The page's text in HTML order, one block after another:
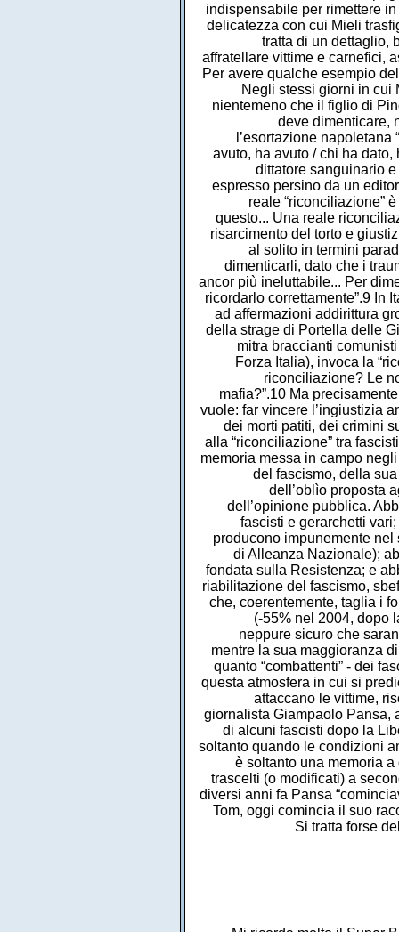
indispensabile per rimettere
delicatezza con cui Mieli
tratta di un dettaglio,
affratellare vittime e carnefici,
Per avere qualche esempio
Negli stessi giorni in cui
nientemeno che il figlio di
deve dimenticare,
l’esortazione napoletana
avuto, ha avuto / chi ha
dittatore sanguinario
espresso persino da un
reale “riconciliazione”
questo... Una reale
risarcimento del torto e
al solito in termini
dimenticarli, dato che i
ancor più ineluttabile... Per
ricordarlo correttamente”.9 In
ad affermazioni addirittura
della strage di Portella delle
mitra braccianti
Forza Italia), invoca la
riconciliazione? Le
mafia?”.10 Ma
vuole: far vincere l’ingiustizia
dei morti patiti, dei crimini
alla “riconciliazione” tra
memoria messa in campo
del fascismo, della
dell’oblìo proposta
dell’opinione pubblica.
fascisti e gerarchetti
producono impunemente
di Alleanza Nazionale);
fondata sulla Resistenza; e
riabilitazione del fascismo,
che, coerentemente, taglia i
(-55% nel 2004, dopo
neppure sicuro che
mentre la sua maggioranza
quanto “combattenti” - dei
questa atmosfera in cui si
attaccano le vittime,
giornalista Giampaolo Pansa,
di alcuni fascisti dopo la
soltanto quando le condizioni
è soltanto una memoria
trascelti (o modificati) a
diversi anni fa Pansa
Tom, oggi comincia il suo
Si tratta forse